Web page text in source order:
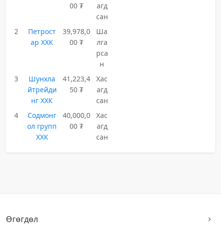
00 ₮
агд
сан
2
Петрост
ар ХХК
39,978,0
00 ₮
Ша
лга
рса
н
3
Шунхла
йтрейди
нг ХХК
41,223,4
50 ₮
Хас
агд
сан
4
Содмонг
ол групп
ХХК
40,000,0
00 ₮
Хас
агд
сан
Өгөгдөл